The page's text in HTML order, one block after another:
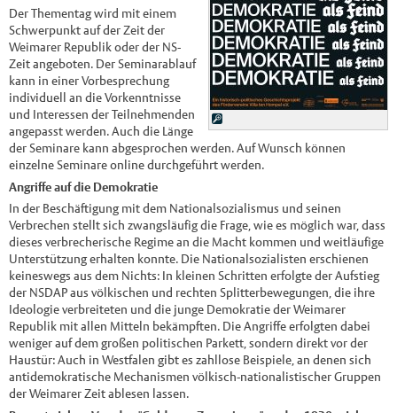
Der Thementag wird mit einem
Schwerpunkt auf der Zeit der
Weimarer Republik oder der NS-
Zeit angeboten. Der Seminarablauf
kann in einer Vorbesprechung
individuell an die Vorkenntnisse
und Interessen der Teilnehmenden
angepasst werden. Auch die Länge
der Seminare kann abgesprochen werden. Auf Wunsch können
einzelne Seminare online durchgeführt werden.
Angriffe auf die Demokratie
In der Beschäftigung mit dem Nationalsozialismus und seinen
Verbrechen stellt sich zwangsläufig die Frage, wie es möglich war, dass
dieses verbrecherische Regime an die Macht kommen und weitläufige
Unterstützung erhalten konnte. Die Nationalsozialisten erschienen
keineswegs aus dem Nichts: In kleinen Schritten erfolgte der Aufstieg
der NSDAP aus völkischen und rechten Splitterbewegungen, die ihre
Ideologie verbreiteten und die junge Demokratie der Weimarer
Republik mit allen Mitteln bekämpften. Die Angriffe erfolgten dabei
weniger auf dem großen politischen Parkett, sondern direkt vor der
Haustür: Auch in Westfalen gibt es zahllose Beispiele, an denen sich
antidemokratische Mechanismen völkisch-nationalistischer Gruppen
der Weimarer Zeit ablesen lassen.